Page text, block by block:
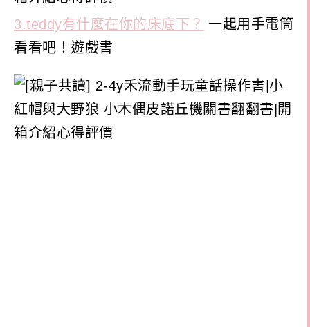
3.teddy有什麼在你的床底下？ 一起用手電筒
看看吧！遊戲書